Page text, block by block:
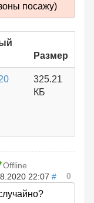
посажу)
Размер
325.21
КБ
Offline
22:07 # 0